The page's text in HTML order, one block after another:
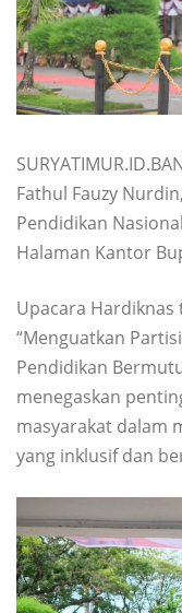
Fathul Fauzy
Pendidikan
Halaman Kantor
Upacara
“Menguatkan
Pendidikan
menegaskan
masyarakat dalam
yang inklusif dan